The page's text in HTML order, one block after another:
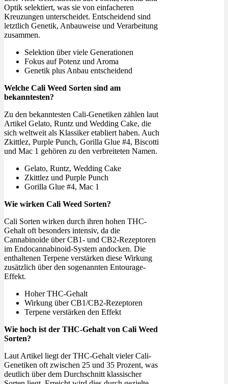
Optik selektiert, was sie von einfacheren
Kreuzungen unterscheidet. Entscheidend sind
letztlich Genetik, Anbauweise und Verarbeitung
zusammen.
Selektion über viele Generationen
Fokus auf Potenz und Aroma
Genetik plus Anbau entscheidend
Welche Cali Weed Sorten sind am
bekanntesten?
Zu den bekanntesten Cali-Genetiken zählen laut
Artikel Gelato, Runtz und Wedding Cake, die
sich weltweit als Klassiker etabliert haben. Auch
Zkittlez, Purple Punch, Gorilla Glue #4, Biscotti
und Mac 1 gehören zu den verbreiteten Namen.
Gelato, Runtz, Wedding Cake
Zkittlez und Purple Punch
Gorilla Glue #4, Mac 1
Wie wirken Cali Weed Sorten?
Cali Sorten wirken durch ihren hohen THC-
Gehalt oft besonders intensiv, da die
Cannabinoide über CB1- und CB2-Rezeptoren
im Endocannabinoid-System andocken. Die
enthaltenen Terpene verstärken diese Wirkung
zusätzlich über den sogenannten Entourage-
Effekt.
Hoher THC-Gehalt
Wirkung über CB1/CB2-Rezeptoren
Terpene verstärken den Effekt
Wie hoch ist der THC-Gehalt von Cali Weed
Sorten?
Laut Artikel liegt der THC-Gehalt vieler Cali-
Genetiken oft zwischen 25 und 35 Prozent, was
deutlich über dem Durchschnitt klassischer